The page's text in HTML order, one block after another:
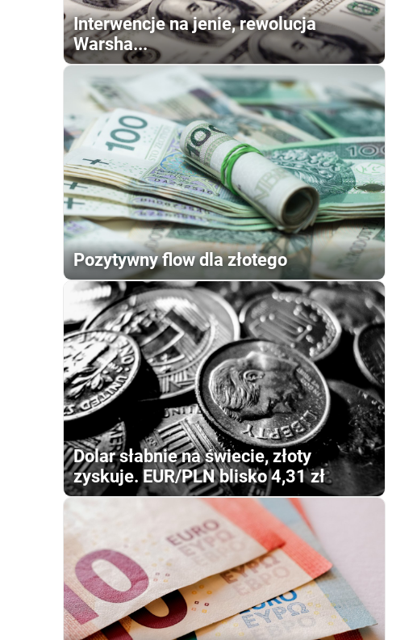
Interwencje na jenie, rewolucja
Warsha...
Pozytywny flow dla złotego
Dolar słabnie na świecie, złoty
zyskuje. EUR/PLN blisko 4,31 zł